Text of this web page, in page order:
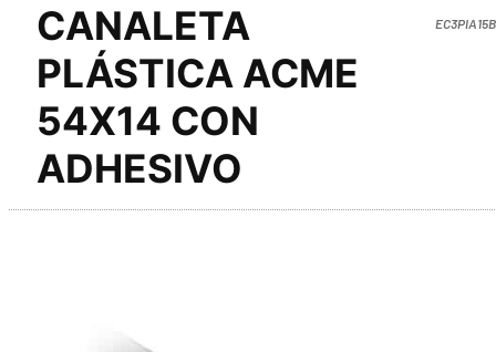
CANALETA
PLÁSTICA ACME
54X14 CON
ADHESIVO